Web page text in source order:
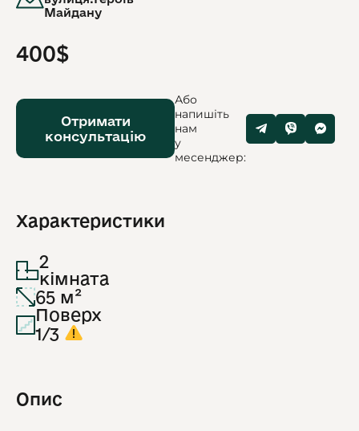
Майдану
400$
Отримати
консультацію
Або
напишіть
нам
у
месенджер:
Характеристики
2
кімната
65 м²
Поверх
1/3
Опис